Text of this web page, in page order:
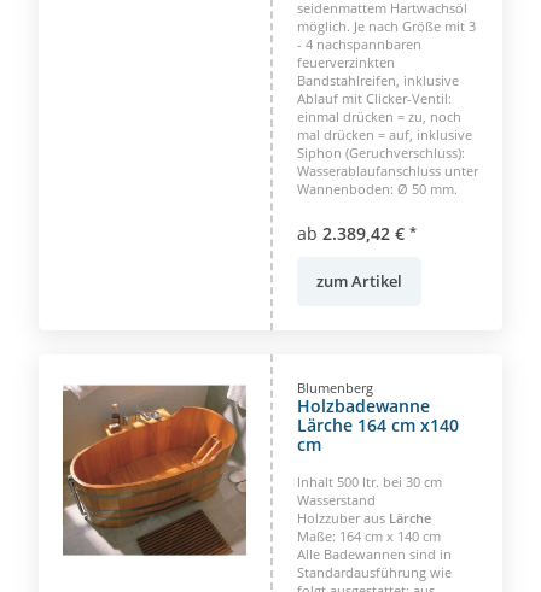
seidenmattem Hartwachsöl
möglich. Je nach Größe mit 3
- 4 nachspannbaren
feuerverzinkten
Bandstahlreifen, inklusive
Ablauf mit Clicker-Ventil:
einmal drücken = zu, noch
mal drücken = auf, inklusive
Siphon (Geruchverschluss):
Wasserablaufanschluss unter
Wannenboden: Ø 50 mm.
ab 2.389,42 € *
zum Artikel
Blumenberg
Holzbadewanne
Lärche 164 cm x140
cm
Inhalt 500 ltr. bei 30 cm
Wasserstand
Holzzuber aus Lärche
Maße: 164 cm x 140 cm
Alle Badewannen sind in
Standardausführung wie